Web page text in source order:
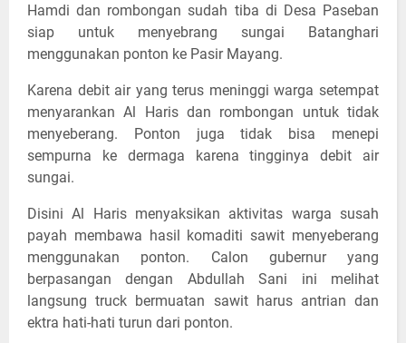
Hamdi dan rombongan sudah tiba di Desa Paseban
siap untuk menyebrang sungai Batanghari
menggunakan ponton ke Pasir Mayang.
Karena debit air yang terus meninggi warga setempat
menyarankan Al Haris dan rombongan untuk tidak
menyeberang. Ponton juga tidak bisa menepi
sempurna ke dermaga karena tingginya debit air
sungai.
Disini Al Haris menyaksikan aktivitas warga susah
payah membawa hasil komaditi sawit menyeberang
menggunakan ponton. Calon gubernur yang
berpasangan dengan Abdullah Sani ini melihat
langsung truck bermuatan sawit harus antrian dan
ektra hati-hati turun dari ponton.